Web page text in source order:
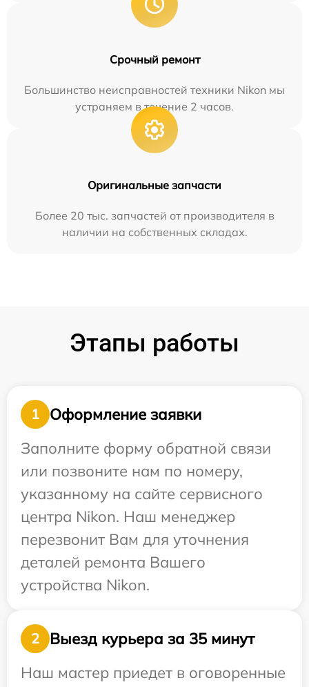
Срочный ремонт
Большинство неисправностей техники Nikon мы
устраняем в течение 2 часов.
Оригинальные запчасти
Более 20 тыс. запчастей от производителя в
наличии на собственных складах.
Этапы работы
1
Оформление заявки
Заполните форму обратной связи
или позвоните нам по номеру,
указанному на сайте сервисного
центра Nikon. Наш менеджер
перезвонит Вам для уточнения
деталей ремонта Вашего
устройства Nikon.
2
Выезд курьера за 35 минут
Наш мастер приедет в оговоренные